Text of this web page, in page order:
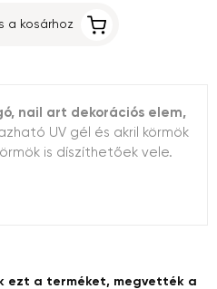
a kosárhoz
nail art dekorációs elem,
UV gél és akril körmök
is díszíthetőek vele.
ezt a terméket, megvették a